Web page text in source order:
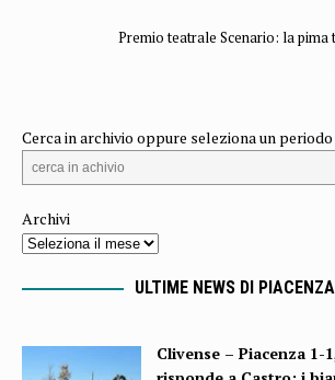
Premio teatrale Scenario: la pima
Cerca in archivio oppure seleziona un periodo
Archivi
ULTIME NEWS DI
Clivense – Piacenza 1-